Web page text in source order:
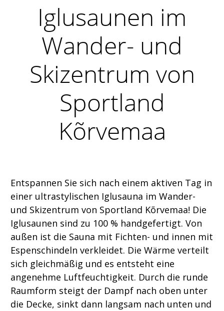
Iglusaunen im
Wander- und
Skizentrum von
Sportland
Kõrvemaa
Entspannen Sie sich nach einem aktiven Tag in
einer ultrastylischen Iglusauna im Wander-
und Skizentrum von Sportland Kõrvemaa! Die
Iglusaunen sind zu 100 % handgefertigt. Von
außen ist die Sauna mit Fichten- und innen mit
Espenschindeln verkleidet. Die Wärme verteilt
sich gleichmäßig und es entsteht eine
angenehme Luftfeuchtigkeit. Durch die runde
Raumform steigt der Dampf nach oben unter
die Decke, sinkt dann langsam nach unten und